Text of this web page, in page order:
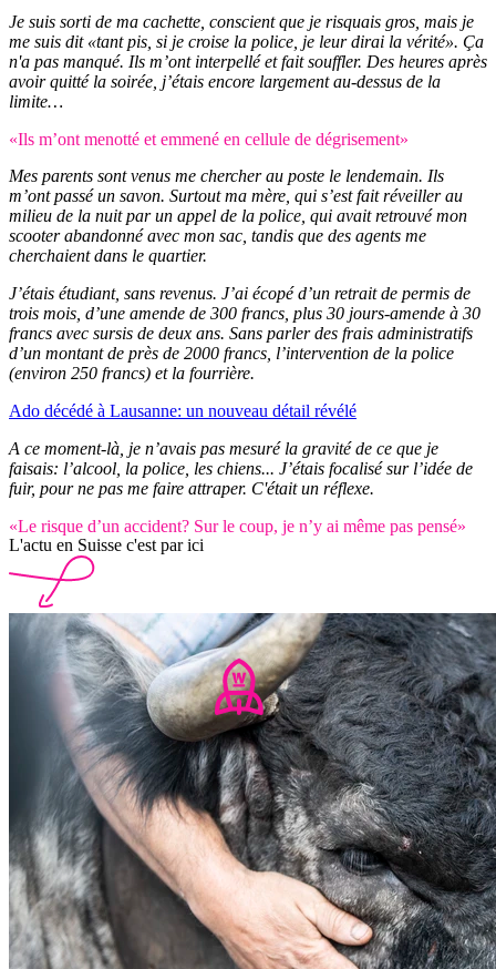
Je suis sorti de ma cachette, conscient que je risquais gros, mais je
me suis dit «tant pis, si je croise la police, je leur dirai la vérité». Ça
n'a pas manqué. Ils m’ont interpellé et fait souffler. Des heures après
avoir quitté la soirée, j’étais encore largement au-dessus de la
limite…
«Ils m’ont menotté et emmené en cellule de dégrisement»
Mes parents sont venus me chercher au poste le lendemain. Ils
m’ont passé un savon. Surtout ma mère, qui s’est fait réveiller au
milieu de la nuit par un appel de la police, qui avait retrouvé mon
scooter abandonné avec mon sac, tandis que des agents me
cherchaient dans le quartier.
J’étais étudiant, sans revenus. J’ai écopé d’un retrait de permis de
trois mois, d’une amende de 300 francs, plus 30 jours-amende à 30
francs avec sursis de deux ans. Sans parler des frais administratifs
d’un montant de près de 2000 francs, l’intervention de la police
(environ 250 francs) et la fourrière.
Ado décédé à Lausanne: un nouveau détail révélé
A ce moment-là, je n’avais pas mesuré la gravité de ce que je
faisais: l’alcool, la police, les chiens... J’étais focalisé sur l’idée de
fuir, pour ne pas me faire attraper. C'était un réflexe.
«Le risque d’un accident? Sur le coup, je n’y ai même pas pensé»
L'actu en Suisse c'est par ici